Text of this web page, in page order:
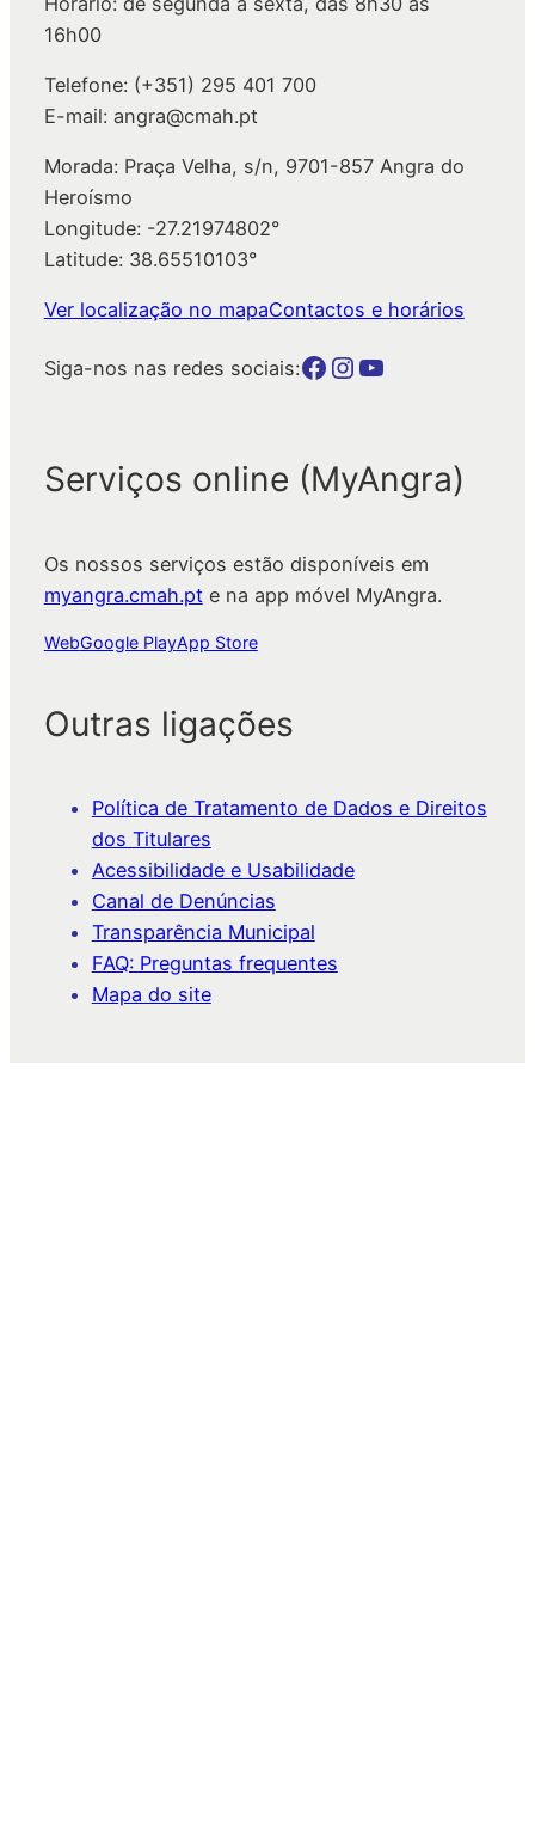
16h00
Telefone: (+351) 295 401 700
E-mail: angra@cmah.pt
Morada: Praça Velha, s/n, 9701-857 Angra do
Heroísmo
Longitude: -27.21974802°
Latitude: 38.65510103°
Ver localização no mapaContactos e horários
Siga-nos nas redes sociais:Botão para a página da autarquia no Facebook Botão para a página da autarquia no Instagram Botão para a página da autarquia no Youtube
Serviços online (MyAngra)
Os nossos serviços estão disponíveis em
myangra.cmah.pt e na app móvel MyAngra.
WebGoogle PlayApp Store
Outras ligações
Política de Tratamento de Dados e Direitos
dos Titulares
Acessibilidade e Usabilidade
Canal de Denúncias
Transparência Municipal
FAQ: Preguntas frequentes
Mapa do site